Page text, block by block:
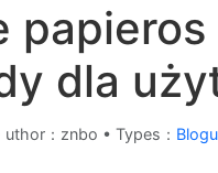
dla
uthor：znbo • Types： Blogu